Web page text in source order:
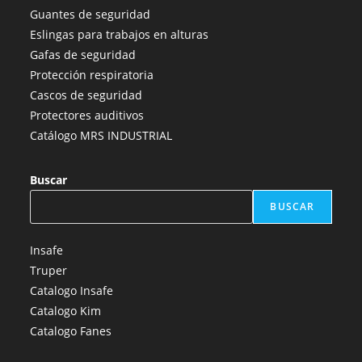
una
nueva
pestaña
una
nueva
pestaña
una
nueva
pestaña
nueva
Guantes de seguridad
Eslingas para trabajos en alturas
Gafas de seguridad
Protección respiratoria
Cascos de seguridad
Protectores auditivos
Catálogo MRS INDUSTRIAL
Buscar
BUSCAR
Insafe
Truper
Catalogo Insafe
Catalogo Kim
Catalogo Fanes